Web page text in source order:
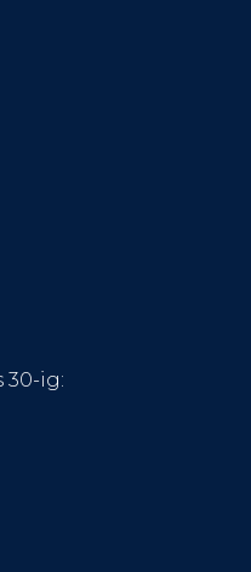
30-ig: